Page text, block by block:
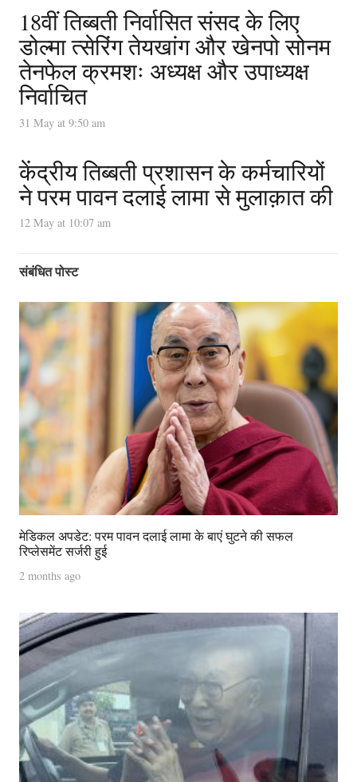
18वीं तिब्बती निर्वासित संसद के लिए
डोल्मा त्सेरिंग तेयखांग और खेनपो सोनम
तेनफेल क्रमशः अध्यक्ष और उपाध्यक्ष
निर्वाचित
31 May at 9:50 am
केंद्रीय तिब्बती प्रशासन के कर्मचारियों
ने परम पावन दलाई लामा से मुलाक़ात की
12 May at 10:07 am
संबंधित पोस्ट
मेडिकल अपडेट: परम पावन दलाई लामा के बाएं घुटने की सफल
रिप्लेसमेंट सर्जरी हुई
2 months ago